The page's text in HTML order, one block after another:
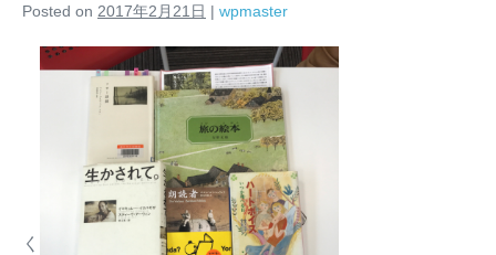
Posted on 2017年2月21日 | wpmaster
く